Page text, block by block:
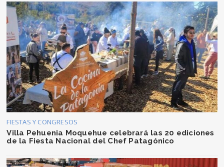
FIESTAS Y CONGRESOS
Villa Pehuenia Moquehue celebrará las 20 ediciones
de la Fiesta Nacional del Chef Patagónico